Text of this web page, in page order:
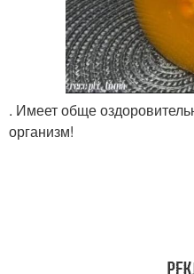
. Имеет обще
организм!